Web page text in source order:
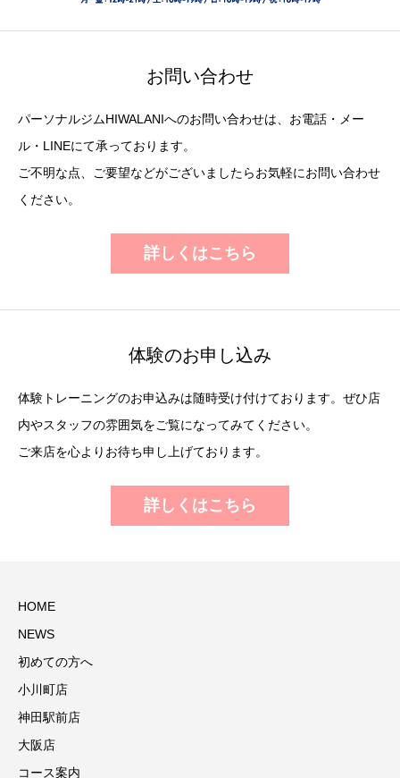
お問い合わせ
パーソナルジムHIWALANIへのお問い合わせは、お電話・メー
ル・LINEにて承っております。
ご不明な点、ご要望などがございましたらお気軽にお問い合わせ
ください。
詳しくはこちら
体験のお申し込み
体験トレーニングのお申込みは随時受け付けております。ぜひ店
内やスタッフの雰囲気をご覧になってみてください。
ご来店を心よりお待ち申し上げております。
詳しくはこちら
HOME
NEWS
初めての方へ
小川町店
神田駅前店
大阪店
コース案内